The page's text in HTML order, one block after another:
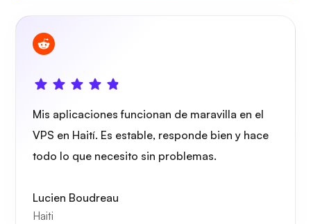
Radiografía
Mis aplicaciones funcionan de maravilla en el
VPS en Haití. Es estable, responde bien y hace
todo lo que necesito sin problemas.
Lucien Boudreau
Haiti